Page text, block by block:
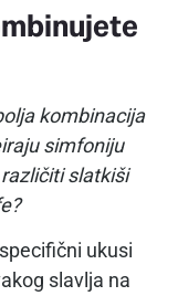
kombinacija
simfoniju
slatkiši
ukusi
slavlja na